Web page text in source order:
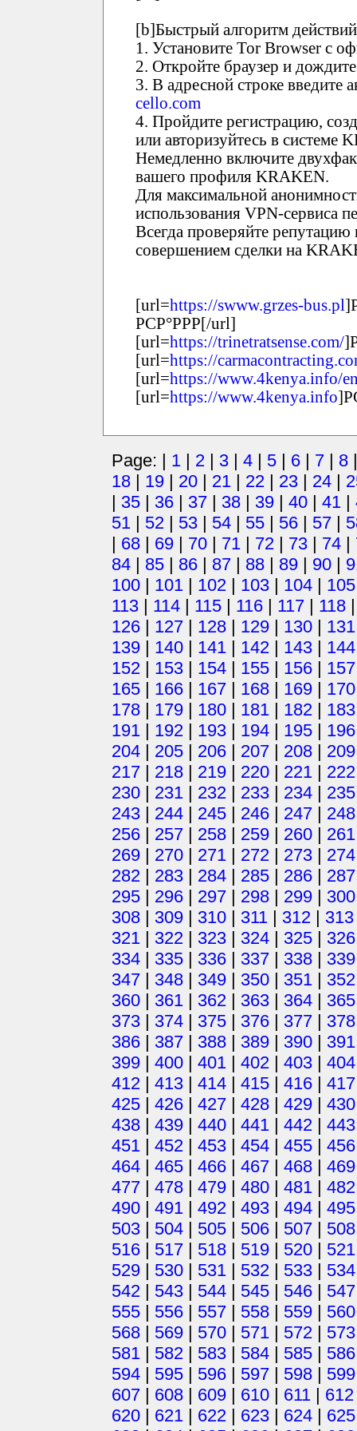
[b]Быстрый алгоритм
1. Установите Tor Browser с
2. Откройте браузер и
3. В адресной строке
cello.com
4. Пройдите регистрацию,
или авторизуйтесь в системе
Немедленно включите
вашего профиля KRAKEN.
Для максимальной
использования VPN-сервиса
Всегда проверяйте
совершением сделки на
[url=https://swww.grzes-bus.pl
РСР°РРР[/url]
[url=https://trinetratsense.com/
[url=https://
[url=https://www.4kenya.info/
[url=https://www.4kenya.info
Page: | 1 | 2 | 3 | 4 | 5 | 6 | 7 | 8
18 | 19 | 20 | 21 | 22 | 23 | 24 |
| 35 | 36 | 37 | 38 | 39 | 40 | 41 |
51 | 52 | 53 | 54 | 55 | 56 | 57 |
| 68 | 69 | 70 | 71 | 72 | 73 | 74 |
84 | 85 | 86 | 87 | 88 | 89 | 90 |
100 | 101 | 102 | 103 | 104 | 105
113 | 114 | 115 | 116 | 117 | 118
126 | 127 | 128 | 129 | 130 | 131
139 | 140 | 141 | 142 | 143 | 144
152 | 153 | 154 | 155 | 156 | 157
165 | 166 | 167 | 168 | 169 | 170
178 | 179 | 180 | 181 | 182 | 183
191 | 192 | 193 | 194 | 195 | 196
204 | 205 | 206 | 207 | 208 | 209
217 | 218 | 219 | 220 | 221 | 222
230 | 231 | 232 | 233 | 234 | 235
243 | 244 | 245 | 246 | 247 | 248
256 | 257 | 258 | 259 | 260 | 261
269 | 270 | 271 | 272 | 273 | 274
282 | 283 | 284 | 285 | 286 | 287
295 | 296 | 297 | 298 | 299 | 300
308 | 309 | 310 | 311 | 312 | 313
321 | 322 | 323 | 324 | 325 | 326
334 | 335 | 336 | 337 | 338 | 339
347 | 348 | 349 | 350 | 351 | 352
360 | 361 | 362 | 363 | 364 | 365
373 | 374 | 375 | 376 | 377 | 378
386 | 387 | 388 | 389 | 390 | 391
399 | 400 | 401 | 402 | 403 | 404
412 | 413 | 414 | 415 | 416 | 417
425 | 426 | 427 | 428 | 429 | 430
438 | 439 | 440 | 441 | 442 | 443
451 | 452 | 453 | 454 | 455 | 456
464 | 465 | 466 | 467 | 468 | 469
477 | 478 | 479 | 480 | 481 | 482
490 | 491 | 492 | 493 | 494 | 495
503 | 504 | 505 | 506 | 507 | 508
516 | 517 | 518 | 519 | 520 | 521
529 | 530 | 531 | 532 | 533 | 534
542 | 543 | 544 | 545 | 546 | 547
555 | 556 | 557 | 558 | 559 | 560
568 | 569 | 570 | 571 | 572 | 573
581 | 582 | 583 | 584 | 585 | 586
594 | 595 | 596 | 597 | 598 | 599
607 | 608 | 609 | 610 | 611 | 612
620 | 621 | 622 | 623 | 624 | 625